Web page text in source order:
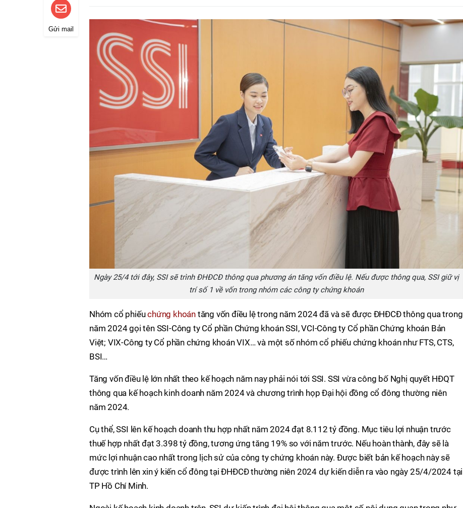
Gửi mail
Ngày 25/4 tới đây, SSI sẽ trình ĐHĐCĐ thông qua phương án tăng vốn điều lệ. Nếu được thông qua, SSI giữ vị
trí số 1 về vốn trong nhóm các công ty chứng khoán
Nhóm cổ phiếuchứng khoán tăng vốn điều lệ trong năm 2024 đã và sẽ được ĐHĐCĐ thông qua trong
năm 2024 gọi tên SSI-Công ty Cổ phần Chứng khoán SSI, VCI-Công ty Cổ phần Chứng khoán Bản
Việt; VIX-Công ty Cổ phần chứng khoán VIX… và một số nhóm cổ phiếu chứng khoán như FTS, CTS,
BSI…
Tăng vốn điều lệ lớn nhất theo kế hoạch năm nay phải nói tới SSI. SSI vừa công bố Nghị quyết HĐQT
thông qua kế hoạch kinh doanh năm 2024 và chương trình họp Đại hội đồng cổ đông thường niên
năm 2024.
Cụ thể, SSI lên kế hoạch doanh thu hợp nhất năm 2024 đạt 8.112 tỷ đồng. Mục tiêu lợi nhuận trước
thuế hợp nhất đạt 3.398 tỷ đồng, tương ứng tăng 19% so với năm trước. Nếu hoàn thành, đây sẽ là
mức lợi nhuận cao nhất trong lịch sử của công ty chứng khoán này. Được biết bản kế hoạch này sẽ
được trình lên xin ý kiến cổ đông tại ĐHĐCĐ thường niên 2024 dự kiến diễn ra vào ngày 25/4/2024 tại
TP Hồ Chí Minh.